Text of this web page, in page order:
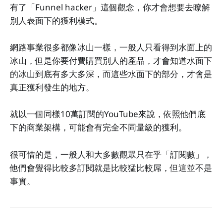
有了「Funnel hacker」這個觀念，你才會想要去瞭解
別人表面下的獲利模式。
網路事業很多都像冰山一樣，一般人只看得到水面上的
冰山，但是你要付費購買別人的產品，才會知道水面下
的冰山到底有多大多深，而這些水面下的部分，才會是
真正獲利發生的地方。
就以一個同樣10萬訂閱的YouTube來說，依照他們底
下的商業架構，可能會有完全不同量級的獲利。
很可惜的是，一般人和大多數觀眾只在乎「訂閱數」，
他們會覺得比較多訂閱就是比較猛比較屌，但這並不是
事實。